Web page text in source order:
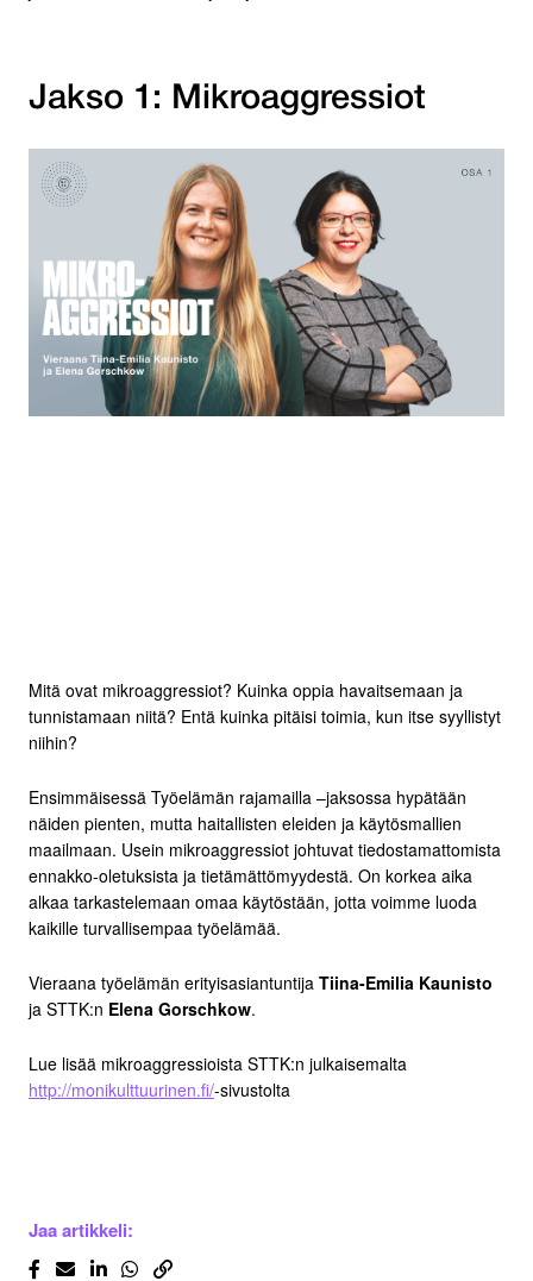
Jakso 1: Mikroaggressiot
Mitä ovat mikroaggressiot? Kuinka oppia havaitsemaan ja
tunnistamaan niitä? Entä kuinka pitäisi toimia, kun itse syyllistyt
niihin?
Ensimmäisessä Työelämän rajamailla –jaksossa hypätään
näiden pienten, mutta haitallisten eleiden ja käytösmallien
maailmaan. Usein mikroaggressiot johtuvat tiedostamattomista
ennakko-oletuksista ja tietämättömyydestä. On korkea aika
alkaa tarkastelemaan omaa käytöstään, jotta voimme luoda
kaikille turvallisempaa työelämää.
Vieraana työelämän erityisasiantuntija Tiina-Emilia Kaunisto
ja STTK:n Elena Gorschkow.
Lue lisää mikroaggressioista STTK:n julkaisemalta
http://monikulttuurinen.fi/-sivustolta
Jaa artikkeli: